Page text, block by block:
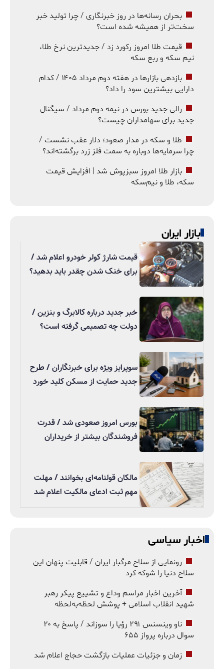
بحران رسانه‌ها در روز خبرنگاری / چرا تولید خبر
سخت‌تر از همیشه شده است؟
قیمت طلا امروز رکورد زد / جدیدترین نرخ طلا،
نیم سکه و ربع سکه
بازدهی بازارها در هفته دوم مرداد ۱۴۰۵ / کدام
دارایی بیشترین سود را داد؟
رالی جدید بورس در نیمه دوم مرداد / سیگنال
جدید برای سهامداران چیست؟
طلا و سکه در مدار صعود؛ دلار عقب نشست /
چرا سرمایه‌ها دوباره به سمت فلز زرد برگشته‌اند؟
بازار طلا امروز سبزپوش شد | افزایش قیمت
سکه، طلا و نیم‌سکه
بازار ایران
قیمت شارژ کولر خودرو اعلام شد /
برای خنک شدن چقدر باید بدهید؟
خبر جدید درباره کالابرگ و بنزین /
دولت چه تصمیمی گرفته است؟
سوپرایز ویژه برای خبرنگاران / طرح
جدید حمایت از مسکن کلید خورد
بورس امروز صعودی شد / قدرت
فروشندگان بیشتر از خریداران
مالکان قولنامه‌ای بخوانند / مهلت
مهم ثبت ادعای مالکیت اعلام شد
اخبار سیاسی
رونمایی از سلاح مرگبار ایران / قابلیت پنهان این
سلاح دنیا را شوکه کرد
آخرین اخبار مراسم وداع و تشییع پیکر رهبر
شهید انقلاب اسلامی + پوشش لحظه‌به‌لحظه
ناو وینسنس ۲۹۱ رؤیا را سوزاند / پاسخ به ۲۰
سوال درباره پرواز ۶۵۵
زمان و جزئیات عملیات بازگشت حجاج اعلام شد